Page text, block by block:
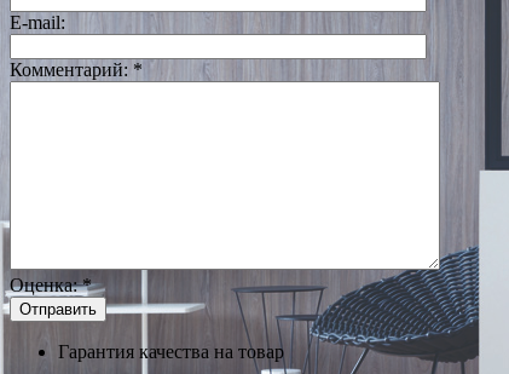
E-mail:
Комментарий: *
Оценка:*
Гарантия качества на товар